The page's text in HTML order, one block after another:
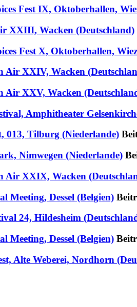
Fest IX, Oktoberhallen,
XXIII, Wacken (Deutschland)
Fest X, Oktoberhallen,
Air XXIV, Wacken
Air XXV, Wacken
Amphitheater
013, Tilburg (Niederlande)
Nimwegen (Niederlande)
Air XXIX, Wacken
Meeting, Dessel (Belgien)
24, Hildesheim
Meeting, Dessel (Belgien)
Alte Weberei, Nordhorn